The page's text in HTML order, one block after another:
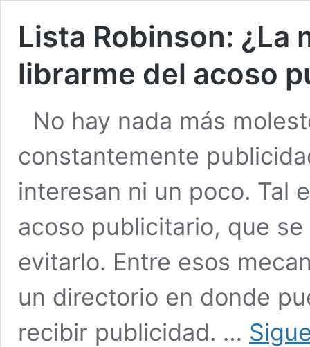
Lista Robinson: ¿La
librarme del acoso
No hay nada más
constantemente
interesan ni un poco. Tal
acoso publicitario, que
evitarlo. Entre esos
un directorio en donde
recibir publicidad. …